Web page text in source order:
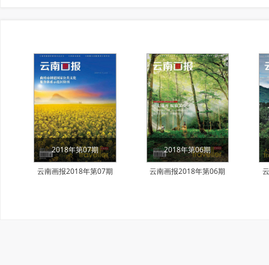
2018年第07期
云南画报2018年第07期
2018年第06期
云南画报2018年第06期